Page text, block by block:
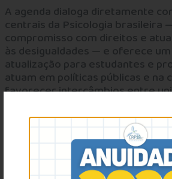
A agenda dialoga diretamente
centrais da Psicologia brasileira
compromisso com direitos e
às desigualdades — e oferece
atualização para estudantes e
atuam em políticas públicas e na
favorecer intercâmbios entre
Semana da Psicologia reafirma
práticas informadas por
respeito às identidades.